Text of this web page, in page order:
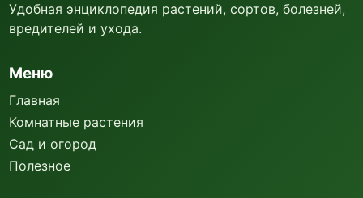
Удобная энциклопедия растений, сортов, болезней,
вредителей и ухода.
Меню
Главная
Комнатные растения
Сад и огород
Полезное